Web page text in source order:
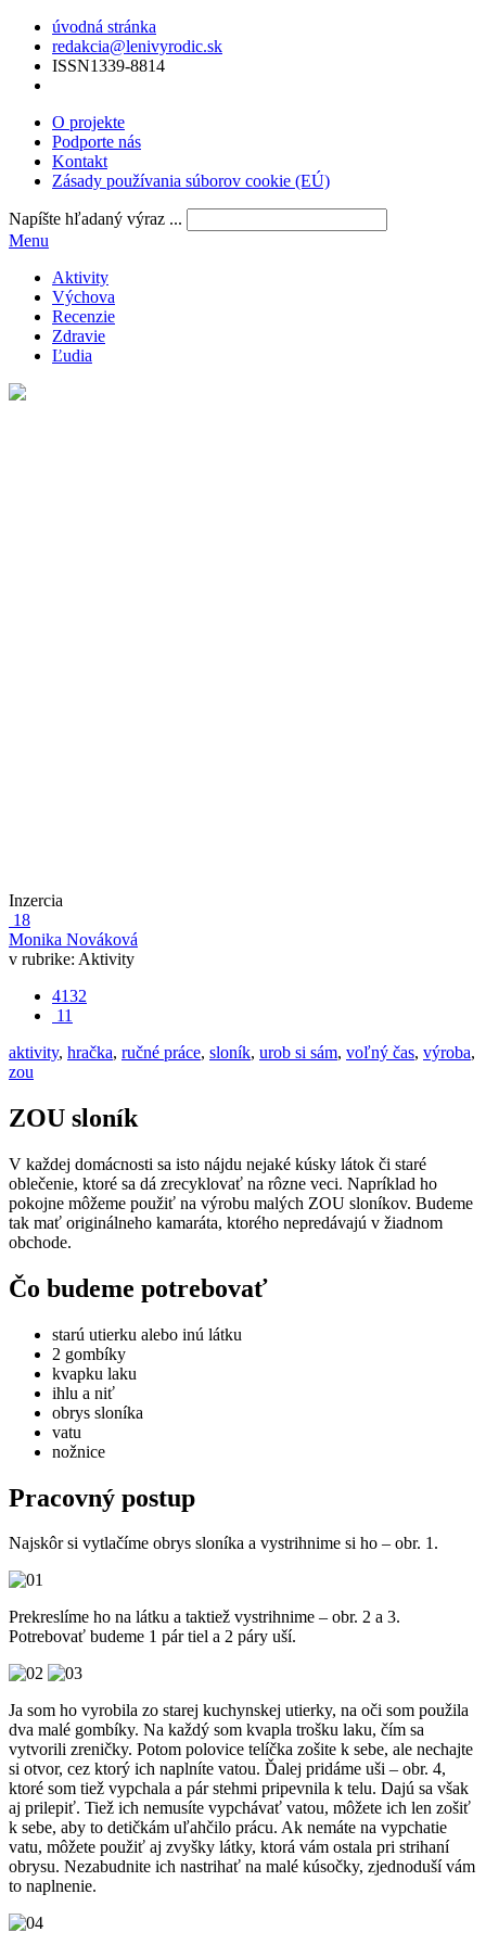
úvodná stránka
redakcia@lenivyrodic.sk
ISSN1339-8814
O projekte
Podporte nás
Kontakt
Zásady používania súborov cookie (EÚ)
Napíšte hľadaný výraz ...
Menu
Aktivity
Výchova
Recenzie
Zdravie
Ľudia
Inzercia
18
Monika Nováková
v rubrike: Aktivity
4132
11
aktivity, hračka, ručné práce, sloník, urob si sám, voľný čas, výroba,
zou
ZOU sloník
V každej domácnosti sa isto nájdu nejaké kúsky látok či staré
oblečenie, ktoré sa dá zrecyklovať na rôzne veci. Napríklad ho
pokojne môžeme použiť na výrobu malých ZOU sloníkov. Budeme
tak mať originálneho kamaráta, ktorého nepredávajú v žiadnom
obchode.
Čo budeme potrebovať
starú utierku alebo inú látku
2 gombíky
kvapku laku
ihlu a niť
obrys sloníka
vatu
nožnice
Pracovný postup
Najskôr si vytlačíme obrys sloníka a vystrihnime si ho – obr. 1.
Prekreslíme ho na látku a taktiež vystrihnime – obr. 2 a 3.
Potrebovať budeme 1 pár tiel a 2 páry uší.
Ja som ho vyrobila zo starej kuchynskej utierky, na oči som použila
dva malé gombíky. Na každý som kvapla trošku laku, čím sa
vytvorili zreničky. Potom polovice telíčka zošite k sebe, ale nechajte
si otvor, cez ktorý ich naplníte vatou. Ďalej pridáme uši – obr. 4,
ktoré som tiež vypchala a pár stehmi pripevnila k telu. Dajú sa však
aj prilepiť. Tiež ich nemusíte vypchávať vatou, môžete ich len zošiť
k sebe, aby to detičkám uľahčilo prácu. Ak nemáte na vypchatie
vatu, môžete použiť aj zvyšky látky, ktorá vám ostala pri strihaní
obrysu. Nezabudnite ich nastrihať na malé kúsočky, zjednoduší vám
to naplnenie.